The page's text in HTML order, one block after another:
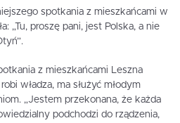
spotkania z mieszkańcami w
„Tu, proszę pani, jest Polska, a nie
z mieszkańcami Leszna
władza, ma służyć młodym
„Jestem przekonana, że każda
podchodzi do rządzenia,